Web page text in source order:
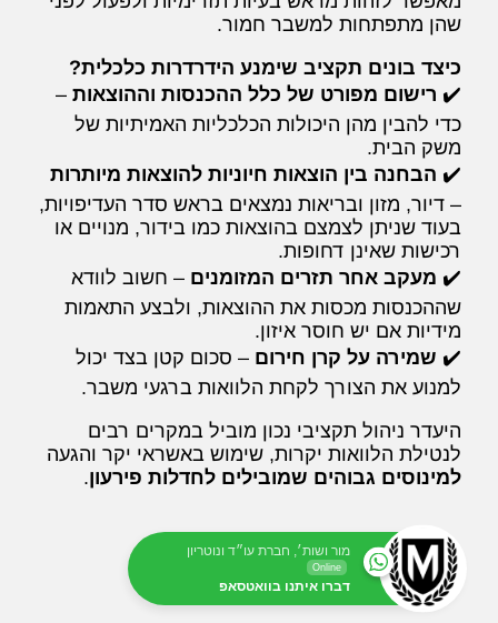
שהן מתפתחות למשבר חמור.
כיצד בונים תקציב שימנע הידרדרות כלכלית?
✔️ רישום מפורט של כלל ההכנסות וההוצאות –
כדי להבין מהן היכולות הכלכליות האמיתיות של
משק הבית.
✔️ הבחנה בין הוצאות חיוניות להוצאות מיותרות
– דיור, מזון ובריאות נמצאים בראש סדר העדיפויות,
בעוד שניתן לצמצם בהוצאות כמו בידור, מנויים או
רכישות שאינן דחופות.
✔️ מעקב אחר תזרים המזומנים – חשוב לוודא
שההכנסות מכסות את ההוצאות, ולבצע התאמות
מידיות אם יש חוסר איזון.
✔️ שמירה על קרן חירום – סכום קטן בצד יכול
למנוע את הצורך לקחת הלוואות ברגעי משבר.
היעדר ניהול תקציבי נכון מוביל במקרים רבים
לנטילת הלוואות יקרות, שימוש באשראי יקר והגעה
למינוסים גבוהים שמובילים לחדלות פירעון.
מור ושות׳, חברת עו״ד ונוטריון
Online
דברו איתנו בוואטסאפ